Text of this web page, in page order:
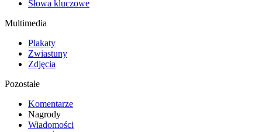
Słowa kluczowe
Multimedia
Plakaty
Zwiastuny
Zdjęcia
Pozostałe
Komentarze
Nagrody
Wiadomości